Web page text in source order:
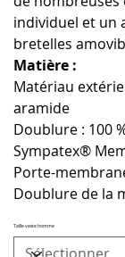
individuel et un
bretelles
Matière :
Matériau
aramide
Doublure : 100
Sympatex®
Porte-
Doublure de la
Taille veste homme